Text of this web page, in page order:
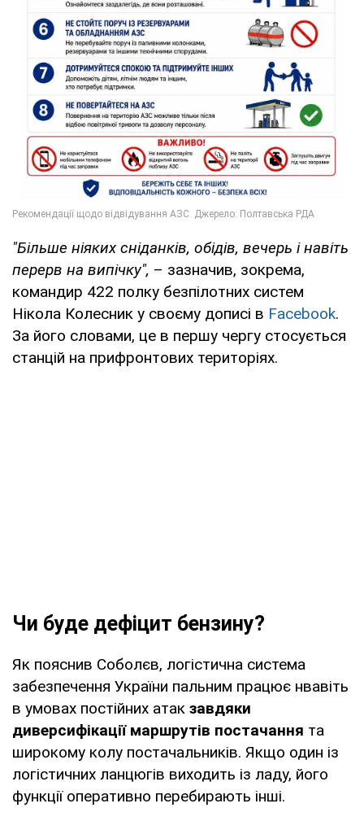
"Більше ніяких сніданків, обідів, вечерь і навіть
перерв на випічку", – зазначив, зокрема,
командир 422 полку безпілотних систем
Нікола Колесник у своєму дописі в Facebook.
За його словами, це в першу чергу стосується
станцій на прифронтових територіях.
Чи буде дефіцит бензину?
Як пояснив Соболєв, логістична система
забезпечення України пальним працює нвавіть
в умовах постійних атак завдяки
диверсифікації маршрутів постачання та
широкому колу постачальників. Якщо один із
логістичних ланцюгів виходить із ладу, його
функції оперативно перебирають інші.